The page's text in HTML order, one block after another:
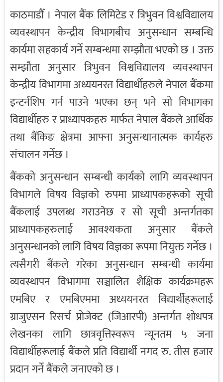
काठमाडौँ । नेपाल बैंक लिमिटेड र त्रिभुवन विश्वविद्यालय
व्यवस्थापन केन्द्रीय विभागबीच अनुसन्धान सम्बन्धि
कार्यमा सहकार्य गर्ने सम्बन्धमा सम्झौता भएको छ । उक्त
सम्झौता अनुसार त्रिभुवन विश्वविद्यालय व्यवस्थापन
केन्द्रीय विभागमा अध्ययनरत विद्यार्थीहरुले नेपाल बैंकमा
इन्टर्नशिप गर्न पाउने भएका छन् भने सो विभागका
विद्यार्थीहरु र प्राध्यापकहरु मार्फत नेपाल बैंकले आर्थिक
तथा बैंकिङ क्षेत्रमा आफ्ना अनुसन्धानात्मक कार्यहरु
संचालन गर्नेछ ।
बैंकको अनुसन्धान सम्बन्धी कार्यको लागि व्यवस्थापन
विभागले विषय विज्ञको रुपमा प्राध्यापकहरूको सूची
बैंकलाई उपलब्ध गराउनेछ र सो सूची अन्तर्गतका
प्राध्यापकहरुलाई आवश्यकता अनुसार बैंकले
अनुसन्धानको लागि विषय विज्ञका रूपमा नियुक्त गर्नेछ ।
त्यसैगरी बैंकले गरेका अनुसन्धान सम्बन्धी कार्यमा
व्यवस्थापन विभागमा सञ्चालित शैक्षिक कार्यक्रमहरू
एमबिए र एमबिएममा अध्ययनरत विद्यार्थीहरूलाई
ग्राजुएसन रिसर्च प्रोजेक्ट (जिआरपी) अन्तर्गत शोधपत्र
लेखनका लागि छात्रवृत्तिस्वरूप न्यूनतम ५ जना
विद्यार्थीहरूलाई बैंकले प्रति विद्यार्थी नगद रु. तीस हजार
प्रदान गर्ने बैंकले जनाएको छ ।